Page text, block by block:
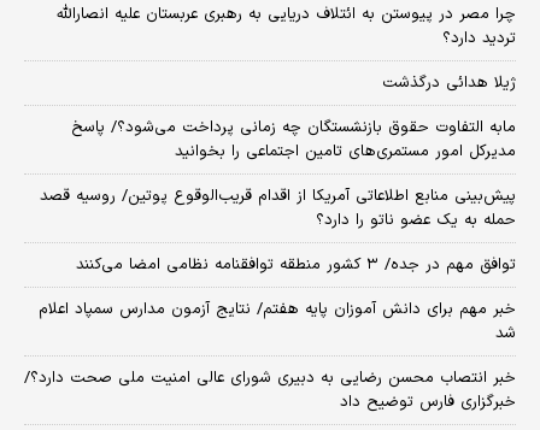
چرا مصر در پیوستن به ائتلاف دریایی به رهبری عربستان علیه انصارالله
تردید دارد؟
ژیلا هدائی درگذشت
مابه التفاوت حقوق بازنشستگان چه زمانی پرداخت می‌شود؟/ پاسخ
مدیرکل امور مستمری‌های تامین اجتماعی را بخوانید
پیش‌بینی منابع اطلاعاتی آمریکا از اقدام قریب‌الوقوع پوتین/ روسیه قصد
حمله به یک عضو ناتو را دارد؟
توافق مهم در جده/ ۳ کشور منطقه توافقنامه نظامی امضا می‌کنند
خبر مهم برای دانش آموزان پایه هفتم/ نتایج آزمون مدارس سمپاد اعلام
شد
خبر انتصاب محسن رضایی به دبیری شورای عالی امنیت ملی صحت دارد؟/
خبرگزاری فارس توضیح داد